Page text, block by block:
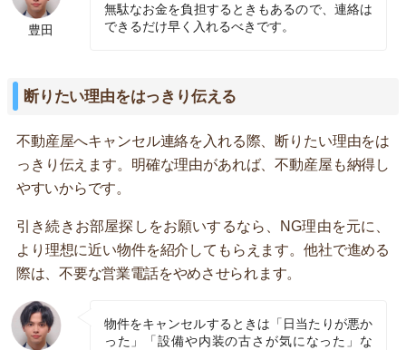
豊田
無駄なお金を負担するときもあるので、連絡は
できるだけ早く入れるべきです。
断りたい理由をはっきり伝える
不動産屋へキャンセル連絡を入れる際、断りたい理由をは
っきり伝えます。明確な理由があれば、不動産屋も納得し
やすいからです。
引き続きお部屋探しをお願いするなら、NG理由を元に、
より理想に近い物件を紹介してもらえます。他社で進める
際は、不要な営業電話をやめさせられます。
物件をキャンセルするときは「日当たりが悪か
った」「設備や内装の古さが気になった」な